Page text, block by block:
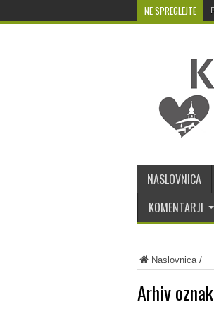
NE SPREGLEJTE
NASLOVNICA
KOMENTARJI
Naslovnica/
Arhiv